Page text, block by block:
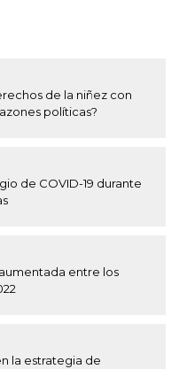
de la niñez con
políticas?
de COVID-19 durante
entre los
la estrategia de